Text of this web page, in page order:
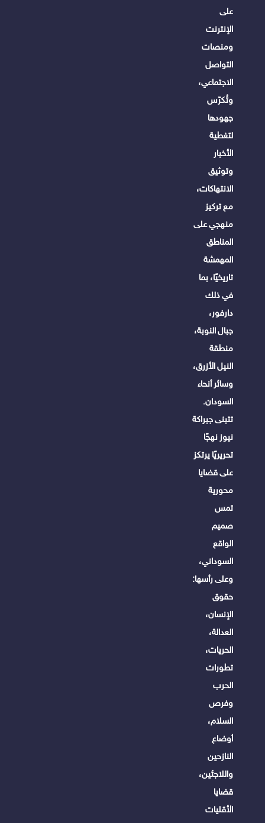
على
الإنترنت
ومنصات
التواصل
الاجتماعي،
وتُكرّس
جهودها
لتغطية
الأخبار
وتوثيق
الانتهاكات،
مع تركيز
منهجي على
المناطق
المهمشة
تاريخيًا، بما
في ذلك
دارفور،
جبال النوبة،
منطقة
النيل الأزرق،
وسائر أنحاء
السودان.
تتبنى جبراكة
نيوز نهجًا
تحريريًا يرتكز
على قضايا
محورية
تمس
صميم
الواقع
السوداني،
وعلى رأسها:
حقوق
الإنسان،
العدالة،
الحريات،
تطورات
الحرب
وفرص
السلام،
أوضاع
النازحين
واللاجئين،
قضايا
الأقليات